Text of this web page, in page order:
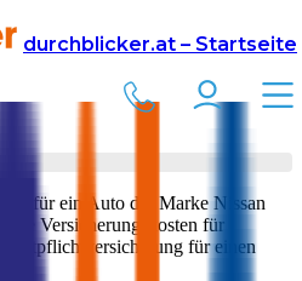
durchblicker.at – Startseite
Nissan
Nissan Primastar Kombi
für ein Auto der Marke Nissan
Versicherungskosten für
für einen